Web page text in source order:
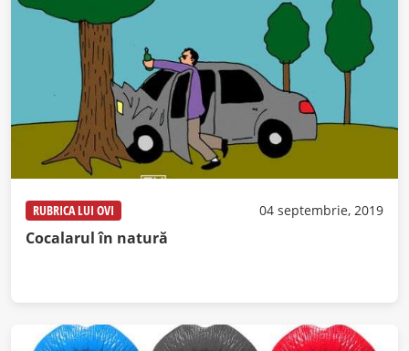
RUBRICA LUI OVI 04 septembrie, 2019
Cocalarul în natură